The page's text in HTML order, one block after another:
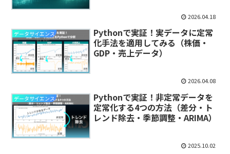
2026.04.18
データサイエンス
Pythonで実証！実データに定常
化手法を適用してみる（株価・
GDP・売上データ）
2026.04.08
データサイエンス
Pythonで実証！非定常データを
定常化する4つの方法（差分・ト
レンド除去・季節調整・ARIMA）
2025.10.02